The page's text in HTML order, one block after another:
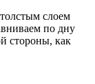
слоем
по дну
стороны, как